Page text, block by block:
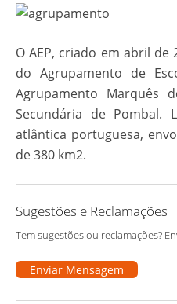
O AEP, criado em abril de
do Agrupamento de
Agrupamento Marquês
Secundária de Pombal.
atlântica portuguesa,
de 380 km2.
Sugestões e Reclamações
Tem sugestões ou reclamações?
Enviar Mensagem